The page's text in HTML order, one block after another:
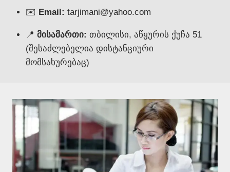
✉️ Email: tarjimani@yahoo.com
📍 მისამართი: თბილისი, აწყურის ქუჩა 51
(შესაძლებელია დისტანციური
მომსახურებაც)